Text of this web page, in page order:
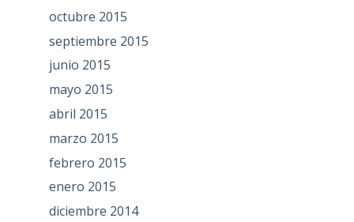
octubre 2015
septiembre 2015
junio 2015
mayo 2015
abril 2015
marzo 2015
febrero 2015
enero 2015
diciembre 2014